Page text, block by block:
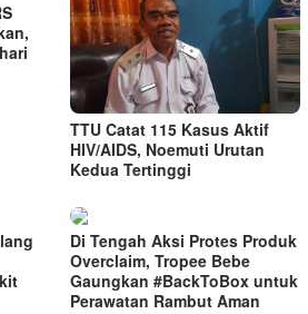
TTU Catat 115 Kasus Aktif
HIV/AIDS, Noemuti Urutan
Kedua Tertinggi
Di Tengah Aksi Protes Produk
Overclaim, Tropee Bebe
Gaungkan #BackToBox untuk
Perawatan Rambut Aman